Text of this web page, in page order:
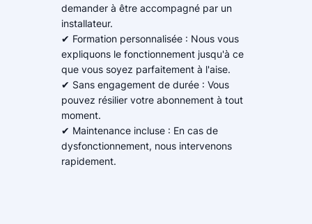
demander à être accompagné par un
installateur.
✔ Formation personnalisée : Nous vous
expliquons le fonctionnement jusqu'à ce
que vous soyez parfaitement à l'aise.
✔ Sans engagement de durée : Vous
pouvez résilier votre abonnement à tout
moment.
✔ Maintenance incluse : En cas de
dysfonctionnement, nous intervenons
rapidement.